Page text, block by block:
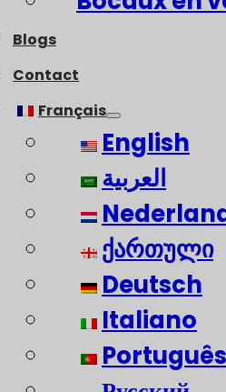
Blogs
Contact
Français
English
العربية
ქართული
Deutsch
Italiano
Português